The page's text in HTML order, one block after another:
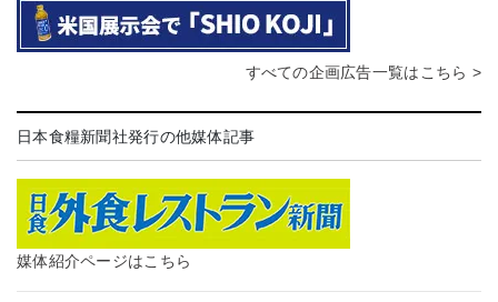
すべての企画広告一覧はこちら >
日本食糧新聞社発行の他媒体記事
媒体紹介ページはこちら